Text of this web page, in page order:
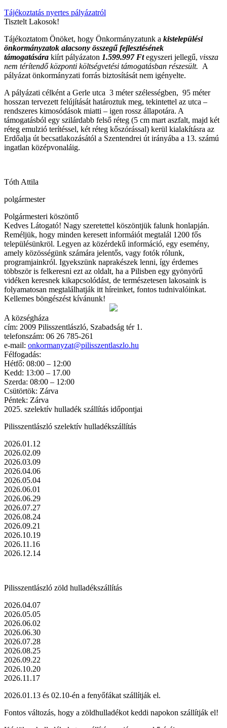
Tájékoztatás nyertes pályázatról
Tisztelt Lakosok!
Tájékoztatom Önöket, hogy Önkormányzatunk a kistelepülési
önkormányzatok alacsony összegű fejlesztésének
támogatására kiírt pályázaton 1.599.997 Ftegyszeri jellegű, vissza
nem térítendő központi költségvetési támogatásban részesült. A
pályázat önkormányzati forrás biztosítását nem igényelte.
A pályázati célként a Gerle utca 3 méter szélességben, 95 méter
hosszan tervezett felújítását határoztuk meg, tekintettel az utca –
rendszeres kimosódások miatti – igen rossz állapotára. A
támogatásból egy szilárdabb felső réteg (5 cm mart aszfalt, majd két
réteg emulzió terítéssel, két réteg kőszórással) kerül kialakításra az
Erdőalja út becsatlakozásától a Szentendrei út irányába a 13. számú
ingatlan középvonaláig.
Tóth Attila
polgármester
Polgármesteri köszöntő
Kedves Látogató! Nagy szeretettel köszöntjük falunk honlapján.
Reméljük, hogy minden keresett informáiót megtalál 1200 fős
településünkröl. Legyen az közérdekű információ, egy esemény,
amely közösségünk számára jelentős, vagy fotók rólunk,
programjainkról. Igyekszünk naprakészek lenni, így érdemes
többször is felkeresni ezt az oldalt, ha a Pilisben egy gyönyörű
vidéken keresnek kikapcsolódást, de természetesen lakosaink is
folyamatosan megtalálhatják itt híreinket, fontos tudnivalóinkat.
Kellemes böngészést kívánunk!
A községháza
cím: 2009 Pilisszentlászló, Szabadság tér 1.
telefonszám: 06 26 785-261
e-mail: onkormanyzat@pilisszentlaszlo.hu
Félfogadás:
Hétfő: 08:00 – 12:00
Kedd: 13:00 – 17.00
Szerda: 08:00 – 12:00
Csütörtök: Zárva
Péntek: Zárva
2025. szelektív hulladék szállítás időpontjai
Pilisszentlászló szelektív hulladékszállítás
2026.01.12
2026.02.09
2026.03.09
2026.04.06
2026.05.04
2026.06.01
2026.06.29
2026.07.27
2026.08.24
2026.09.21
2026.10.19
2026.11.16
2026.12.14
Pilisszentlászló zöld hulladékszállítás
2026.04.07
2026.05.05
2026.06.02
2026.06.30
2026.07.28
2026.08.25
2026.09.22
2026.10.20
2026.11.17
2026.01.13 és 02.10-én a fenyőfákat szállítják el.
Fontos változás, hogy a zöldhulladékot keddi napokon szállítják el!